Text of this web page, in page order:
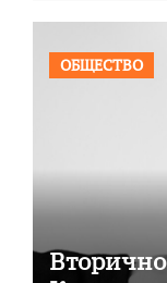
ОБЩЕСТВО